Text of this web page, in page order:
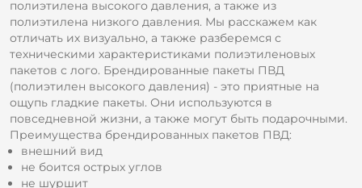
полиэтилена высокого давления, а также из
полиэтилена низкого давления. Мы расскажем как
отличать их визуально, а также разберемся с
техническими характеристиками полиэтиленовых
пакетов с лого. Брендированные пакеты ПВД
(полиэтилен высокого давления) - это приятные на
ощупь гладкие пакеты. Они используются в
повседневной жизни, а также могут быть подарочными.
Преимущества брендированных пакетов ПВД:
внешний вид
не боится острых углов
не шуршит